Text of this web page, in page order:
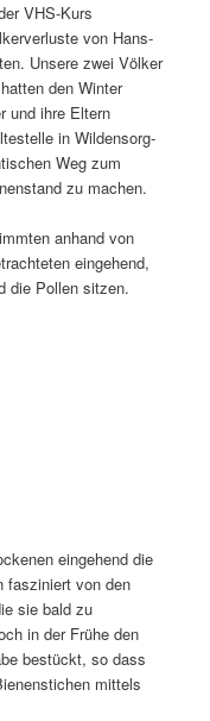
VHS-Kurs
von Hans-
Unsere zwei Völker
den Winter
und ihre Eltern
in Wildensorg-
Weg zum
zu machen.
anhand von
eingehend,
die Pollen sitzen.
eingehend die
fasziniert von den
sie bald zu
in der Frühe den
bestückt, so dass
mittels